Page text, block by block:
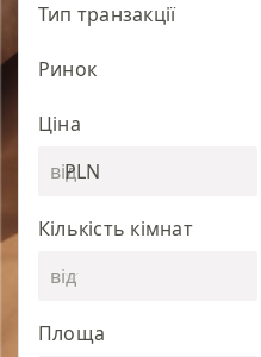
Тип транзакції
Ринок
Ціна
PLN
Кількість кімнат
Площа